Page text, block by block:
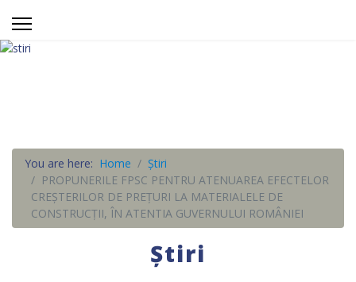
You are here: Home
Știri
PROPUNERILE FPSC PENTRU ATENUAREA EFECTELOR
CREȘTERILOR DE PREȚURI LA MATERIALELE DE
CONSTRUCȚII, ÎN ATENTIA GUVERNULUI ROMÂNIEI
Știri